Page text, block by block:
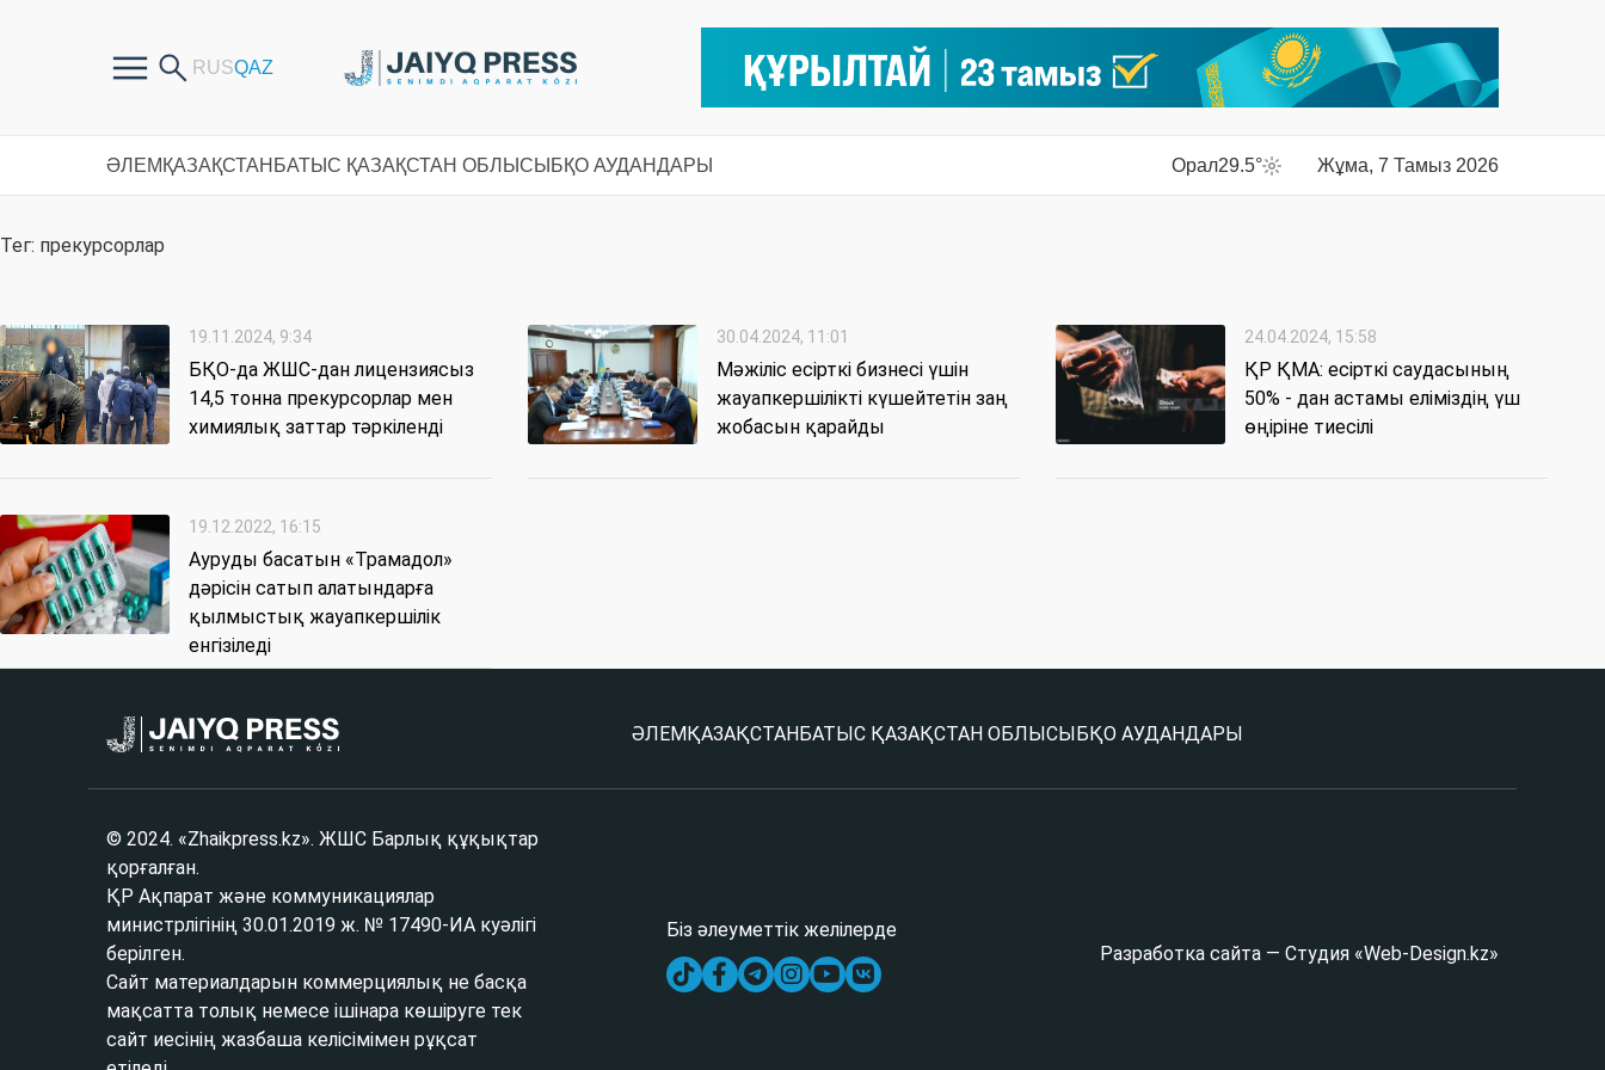
ӘЛЕМ ҚАЗАҚСТАН БАТЫС ҚАЗАҚСТАН ОБЛЫСЫ БҚО АУДАНДАРЫ Орал29.5° Жұма, 7 Тамыз 2026
Тег: прекурсорлар
19.11.2024, 9:34
БҚО-да ЖШС-дан лицензиясыз
14,5 тонна прекурсорлар мен
химиялық заттар тәркіленді
30.04.2024, 11:01
Мәжіліс есірткі бизнесі үшін
жауапкершілікті күшейтетін заң
жобасын қарайды
24.04.2024, 15:58
ҚР ҚМА: есірткі саудасының
50% - дан астамы еліміздің үш
өңіріне тиесілі
19.12.2022, 16:15
Ауруды басатын «Трамадол»
дәрісін сатып алатындарға
қылмыстық жауапкершілік
енгізіледі
ӘЛЕМ ҚАЗАҚСТАН БАТЫС ҚАЗАҚСТАН ОБЛЫСЫ БҚО АУДАНДАРЫ
© 2024. «Zhaikpress.kz». ЖШС Барлық құқықтар
қорғалған.
ҚР Ақпарат және коммуникациялар
министрлігінің 30.01.2019 ж. № 17490-ИА куәлігі
берілген.
Сайт материалдарын коммерциялық не басқа
мақсатта толық немесе ішінара көшіруге тек
сайт иесінің жазбаша келісімімен рұқсат
Біз әлеуметтік желілерде
Разработка сайта — Студия «Web-Design.kz»